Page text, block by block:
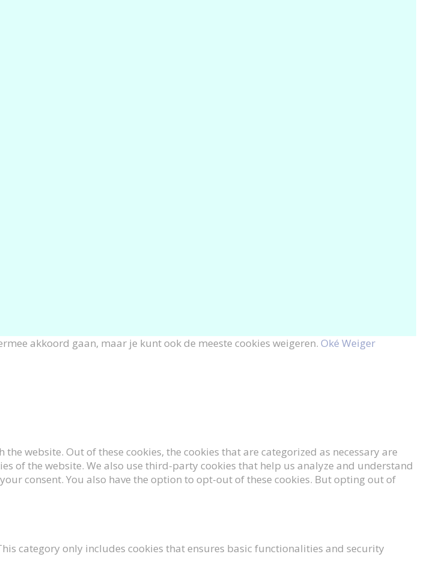
akkoord gaan, maar je kunt ook de meeste cookies weigeren. Oké Weiger
website. Out of these cookies, the cookies that are categorized as necessary are
of the website. We also use third-party cookies that help us analyze and understand
consent. You also have the option to opt-out of these cookies. But opting out of
category only includes cookies that ensures basic functionalities and security